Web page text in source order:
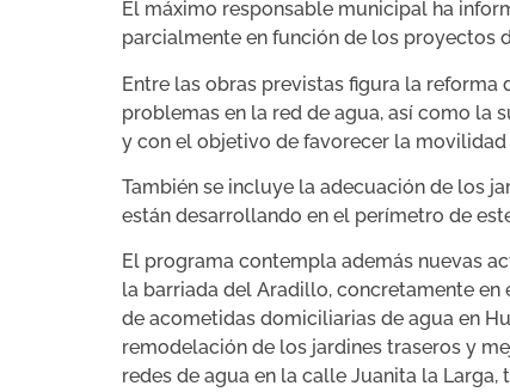
El máximo responsable municipal ha
parcialmente en función de los proyectos
Entre las obras previstas figura la reforma
problemas en la red de agua, así como la
y con el objetivo de favorecer la movilidad
También se incluye la adecuación de los
están desarrollando en el perímetro de
El programa contempla además nuevas
la barriada del Aradillo, concretamente
de acometidas domiciliarias de agua en
remodelación de los jardines traseros y
redes de agua en la calle Juanita la